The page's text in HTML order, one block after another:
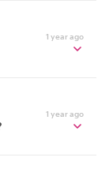
1 year ago
1 year ago